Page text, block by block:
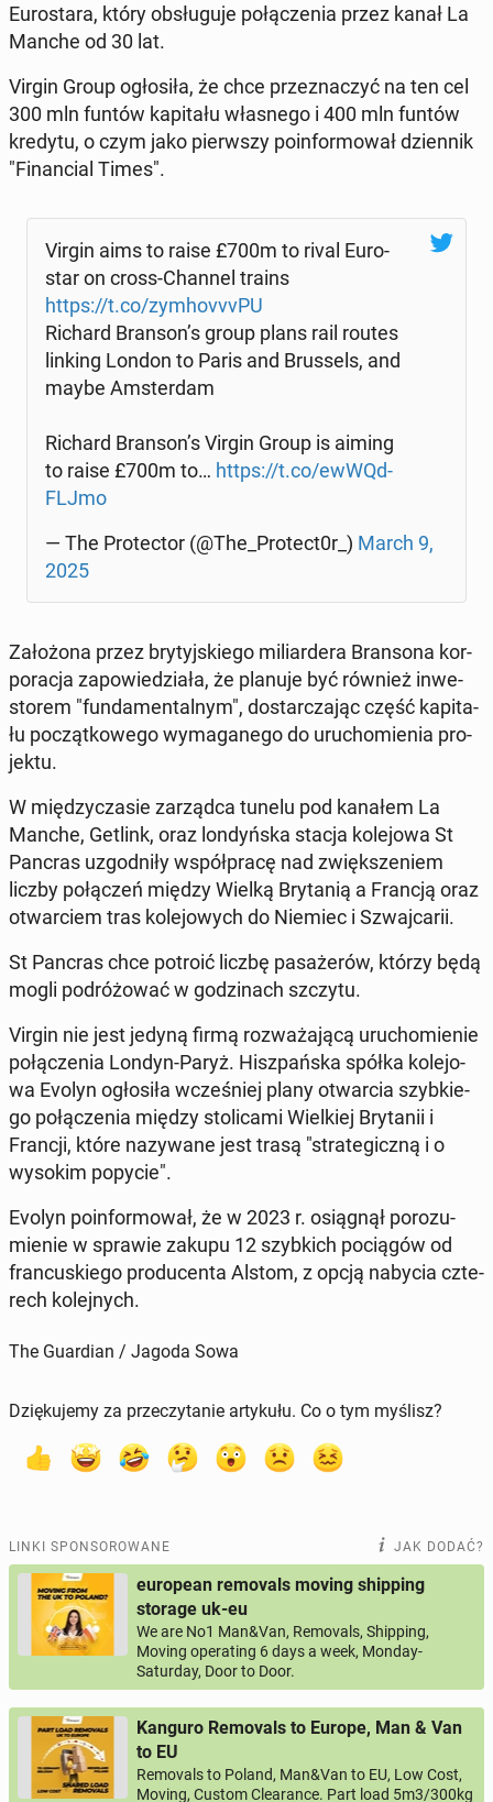
Eu­ro­sta­ra, który ob­słu­gu­je po­łą­cze­nia przez kanał La
Manche od 30 lat.
Virgin Group ogło­si­ła, że chce prze­zna­czyć na ten cel
300 mln funtów ka­pi­ta­łu wła­sne­go i 400 mln funtów
kredytu, o czym jako pierw­szy po­in­for­mo­wał dzien­nik
"Fi­nan­cial Times".
Virgin aims to raise £700m to rival Eu­ro­
star on cross-Channel trains
https://t.co/zym­ho­vvvPU
Richard Branson’s group plans rail routes
linking London to Paris and Brus­sels, and
maybe Am­ster­dam
Richard Branson’s Virgin Group is aiming
to raise £700m to… https://t.co/ew­WQd­
FLJ­mo
— The Pro­tec­tor (@The_Protect0r_) March 9,
2025
Za­ło­żo­na przez bry­tyj­skie­go mi­liar­de­ra Bran­so­na kor­
po­ra­cja za­po­wie­dzia­ła, że planuje być również in­we­
sto­rem "fun­da­men­tal­nym", do­star­cza­jąc część ka­pi­ta­
łu po­cząt­ko­we­go wy­ma­ga­ne­go do uru­cho­mie­nia pro­
jek­tu.
W mię­dzy­cza­sie za­rząd­ca tunelu pod kanałem La
Manche, Getlink, oraz lon­dyń­ska stacja ko­le­jo­wa St
Pancras uzgod­ni­ły współ­pra­cę nad zwięk­sze­niem
liczby po­łą­czeń między Wielką Bry­ta­nią a Francją oraz
otwar­ciem tras ko­le­jo­wych do Niemiec i Szwaj­ca­rii.
St Pancras chce potroić liczbę pa­sa­że­rów, którzy będą
mogli po­dró­żo­wać w go­dzi­nach szczytu.
Virgin nie jest jedyną firmą roz­wa­ża­ją­cą uru­cho­mie­nie
po­łą­cze­nia Londyn-Paryż. Hisz­pań­ska spółka ko­le­jo­
wa Evolyn ogło­si­ła wcze­śniej plany otwar­cia szyb­kie­
go po­łą­cze­nia między sto­li­ca­mi Wiel­kiej Bry­ta­nii i
Francji, które na­zy­wa­ne jest trasą "stra­te­gicz­ną i o
wysokim popycie".
Evolyn po­in­for­mo­wał, że w 2023 r. osią­gnął po­ro­zu­
mie­nie w sprawie zakupu 12 szyb­kich po­cią­gów od
fran­cu­skie­go pro­du­cen­ta Alstom, z opcją nabycia czte­
rech ko­lej­nych.
The Guardian / Jagoda Sowa
Dziękujemy za przeczytanie artykułu. Co o tym myślisz?
LINKI SPONSOROWANE JAK DODAĆ?
european removals moving shipping
storage uk-eu
We are No1 Man&Van, Removals, Shipping,
Moving operating 6 days a week, Monday-
Saturday, Door to Door.
Kanguro Removals to Europe, Man & Van
to EU
Removals to Poland, Man&Van to EU, Low Cost,
Moving, Custom Clearance. Part load 5m3/300kg